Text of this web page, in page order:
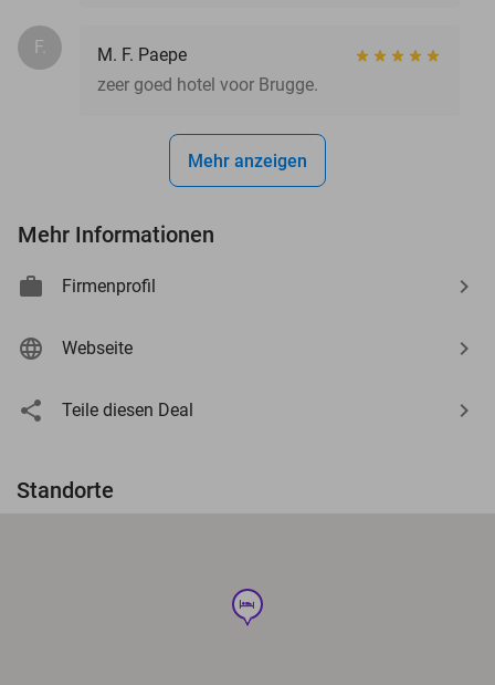
F.
M. F. Paepe
zeer goed hotel voor Brugge.
Mehr anzeigen
Mehr Informationen
Firmenprofil
Webseite
Teile diesen Deal
Standorte
hotel